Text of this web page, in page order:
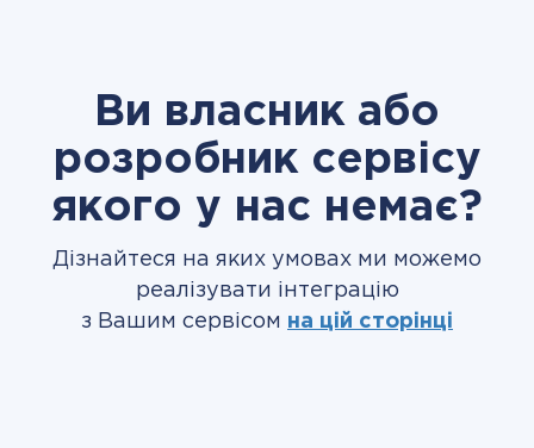
Ви власник або
розробник сервісу
якого у нас немає?
Дізнайтеся на яких умовах ми можемо
реалізувати інтеграцію
з Вашим сервісом на цій сторінці